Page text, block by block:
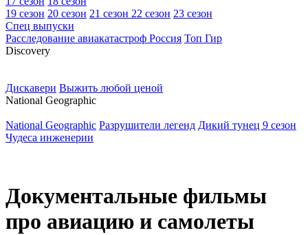
19 сезон 20 сезон 21 сезон 22 сезон 23 сезон
Спец выпуски
Расследование авиакатастроф Россия Топ Гир
Discovery
Дискавери Выжить любой ценой
National Geographic
National Geographic Разрушители легенд Дикий тунец 9 сезон
Чудеса инженерии
Документальные фильмы
про авиацию и самолеты